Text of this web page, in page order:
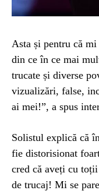
Asta și pentru că mi
din ce în ce mai
trucate și diverse
vizualizări, false,
ai mei!”, a spus
Solistul explică că
fie distorisionat
cred că aveți cu
de trucaj! Mi se